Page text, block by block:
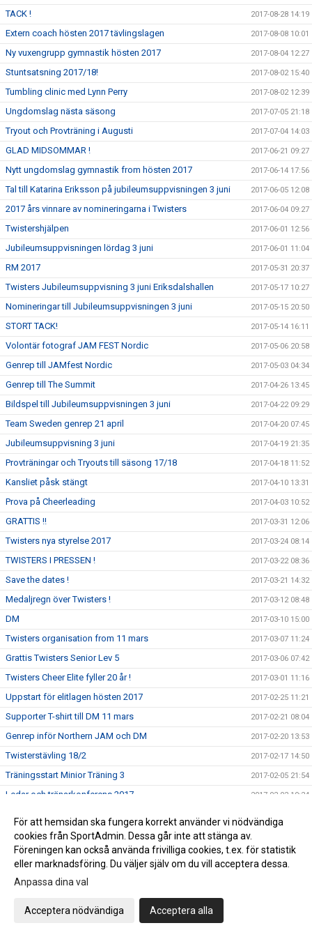
TACK ! 2017-08-28 14:19
Extern coach hösten 2017 tävlingslagen 2017-08-08 10:01
Ny vuxengrupp gymnastik hösten 2017 2017-08-04 12:27
Stuntsatsning 2017/18! 2017-08-02 15:40
Tumbling clinic med Lynn Perry 2017-08-02 12:39
Ungdomslag nästa säsong 2017-07-05 21:18
Tryout och Provträning i Augusti 2017-07-04 14:03
GLAD MIDSOMMAR ! 2017-06-21 09:27
Nytt ungdomslag gymnastik from hösten 2017 2017-06-14 17:56
Tal till Katarina Eriksson på jubileumsuppvisningen 3 juni 2017-06-05 12:08
2017 års vinnare av nomineringarna i Twisters 2017-06-04 09:27
Twistershjälpen 2017-06-01 12:56
Jubileumsuppvisningen lördag 3 juni 2017-06-01 11:04
RM 2017 2017-05-31 20:37
Twisters Jubileumsuppvisning 3 juni Eriksdalshallen 2017-05-17 10:27
Nomineringar till Jubileumsuppvisningen 3 juni 2017-05-15 20:50
STORT TACK! 2017-05-14 16:11
Volontär fotograf JAM FEST Nordic 2017-05-06 20:58
Genrep till JAMfest Nordic 2017-05-03 04:34
Genrep till The Summit 2017-04-26 13:45
Bildspel till Jubileumsuppvisningen 3 juni 2017-04-22 09:29
Team Sweden genrep 21 april 2017-04-20 07:45
Jubileumsuppvisning 3 juni 2017-04-19 21:35
Provträningar och Tryouts till säsong 17/18 2017-04-18 11:52
Kansliet påsk stängt 2017-04-10 13:31
Prova på Cheerleading 2017-04-03 10:52
GRATTIS !! 2017-03-31 12:06
Twisters nya styrelse 2017 2017-03-24 08:14
TWISTERS I PRESSEN ! 2017-03-22 08:36
Save the dates ! 2017-03-21 14:32
Medaljregn över Twisters ! 2017-03-12 08:48
DM 2017-03-10 15:00
Twisters organisation from 11 mars 2017-03-07 11:24
Grattis Twisters Senior Lev 5 2017-03-06 07:42
Twisters Cheer Elite fyller 20 år ! 2017-03-01 11:16
Uppstart för elitlagen hösten 2017 2017-02-25 11:21
Supporter T-shirt till DM 11 mars 2017-02-21 08:04
Genrep inför Northern JAM och DM 2017-02-20 13:53
Twisterstävling 18/2 2017-02-17 14:50
Träningsstart Minior Träning 3 2017-02-05 21:54
Ledar och tränarkonferens 2017 2017-02-02 10:24
Ungdomslagen
Värdegrund och syfte 2017-01-22 16:15
ÅRSMÖTE Twisters
För att hemsidan ska fungera korrekt använder vi nödvändiga
cookies från SportAdmin. Dessa går inte att stänga av.
Föreningen kan också använda frivilliga cookies, t.ex. för statistik
eller marknadsföring. Du väljer själv om du vill acceptera dessa.
Anpassa dina val
Acceptera nödvändiga Acceptera alla